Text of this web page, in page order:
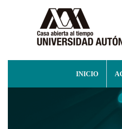
INICIO